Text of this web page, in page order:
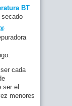
BT
cada
ser el
menores
a
los
y
El
las aguas